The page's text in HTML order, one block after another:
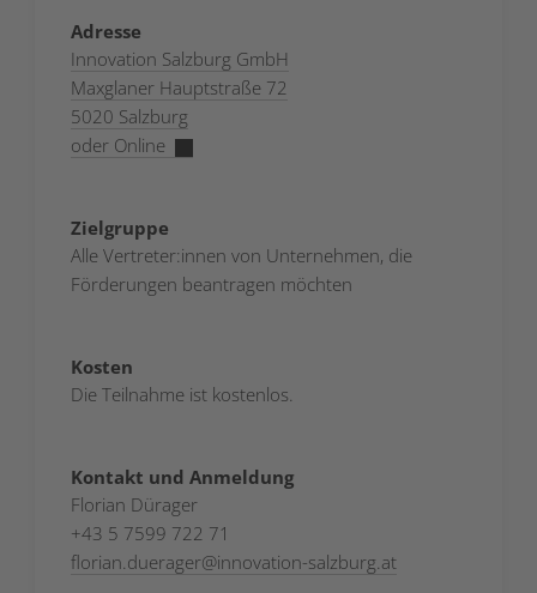
Adresse
Innovation Salzburg GmbH
Maxglaner Hauptstraße 72
5020 Salzburg
oder Online
Zielgruppe
Alle Vertreter:innen von Unternehmen, die
Förderungen beantragen möchten
Kosten
Die Teilnahme ist kostenlos.
Kontakt und Anmeldung
Florian Dürager
+43 5 7599 722 71
florian.duerager@innovation-salzburg.at